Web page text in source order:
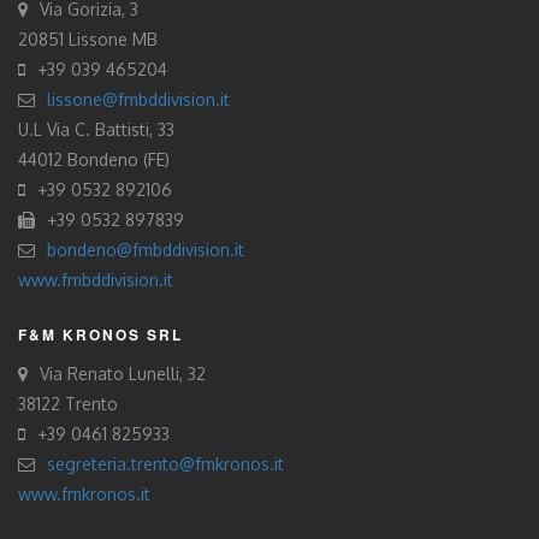
Via Gorizia, 3
20851 Lissone MB
+39 039 465204
lissone@fmbddivision.it
U.L Via C. Battisti, 33
44012 Bondeno (FE)
+39 0532 892106
+39 0532 897839
bondeno@fmbddivision.it
www.fmbddivision.it
F&M KRONOS SRL
Via Renato Lunelli, 32
38122 Trento
+39 0461 825933
segreteria.trento@fmkronos.it
www.fmkronos.it